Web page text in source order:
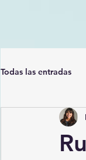
Todas las entradas